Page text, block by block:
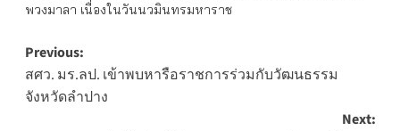
พวงมาลา เนื่องในวันนวมินทรมหาราช
Post
navigation
Previous:
สศว. มร.ลป. เข้าพบหารือราชการร่วมกับวัฒนธรรม
จังหวัดลำปาง
Next: